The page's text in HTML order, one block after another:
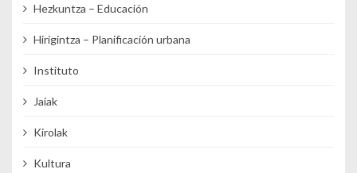
Hezkuntza – Educación
Hirigintza – Planificación urbana
Instituto
Jaiak
Kirolak
Kultura